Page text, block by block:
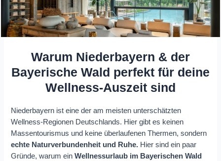
Warum Niederbayern & der
Bayerische Wald perfekt für deine
Wellness-Auszeit sind
Niederbayern ist eine der am meisten unterschätzten
Wellness-Regionen Deutschlands. Hier gibt es keinen
Massentourismus und keine überlaufenen Thermen, sondern
echte Naturverbundenheit und Ruhe. Hier sind ein paar
Gründe, warum einWellnessurlaub im Bayerischen Wald